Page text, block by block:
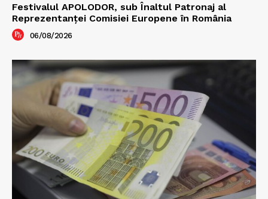
Festivalul APOLODOR, sub Înaltul Patronaj al
Reprezentanței Comisiei Europene în România
06/08/2026